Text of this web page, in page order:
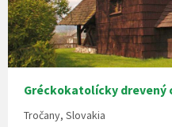
Gréckokatolícky drevený
Tročany, Slovakia